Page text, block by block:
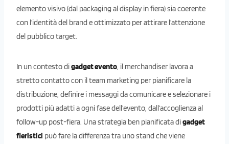
elemento visivo (dal packaging al display in fiera) sia coerente
con l’identità del brand e ottimizzato per attirare l’attenzione
del pubblico target.
In un contesto digadget evento, il merchandiser lavora a
stretto contatto con il team marketing per pianificare la
distribuzione, definire i messaggi da comunicare e selezionare i
prodotti più adatti a ogni fase dell’evento, dall’accoglienza al
follow-up post-fiera. Una strategia ben pianificata digadget
fieristici può fare la differenza tra uno stand che viene